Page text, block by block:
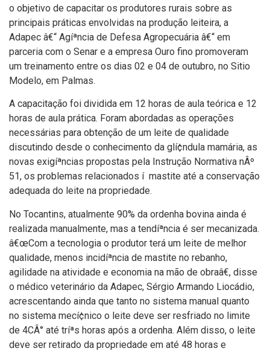
o objetivo de capacitar os produtores rurais sobre as
principais práticas envolvidas na produção leiteira, a
Adapec â€“ Agíªncia de Defesa Agropecuária â€“ em
parceria com o Senar e a empresa Ouro fino promoveram
um treinamento entre os dias 02 e 04 de outubro, no Sitio
Modelo, em Palmas.
A capacitação foi dividida em 12 horas de aula teórica e 12
horas de aula prática. Foram abordadas as operações
necessárias para obtenção de um leite de qualidade
discutindo desde o conhecimento da glí¢ndula mamária, as
novas exigíªncias propostas pela Instrução Normativa nÂº
51, os problemas relacionados í mastite até a conservação
adequada do leite na propriedade.
No Tocantins, atualmente 90% da ordenha bovina ainda é
realizada manualmente, mas a tendíªncia é ser mecanizada.
â€œCom a tecnologia o produtor terá um leite de melhor
qualidade, menos incidíªncia de mastite no rebanho,
agilidade na atividade e economia na mão de obraâ€, disse
o médico veterinário da Adapec, Sérgio Armando Liocádio,
acrescentando ainda que tanto no sistema manual quanto
no sistema mecí¢nico o leite deve ser resfriado no limite
de 4CÂ° até tríªs horas após a ordenha. Além disso, o leite
deve ser retirado da propriedade em até 48 horas e